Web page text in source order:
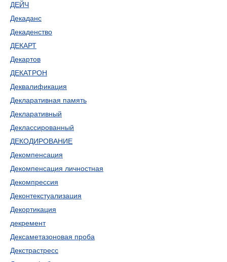
ДЕЙЧ
Декаданс
Декаденство
ДЕКАРТ
Декартов
ДЕКАТРОН
Деквалификация
Декларативная память
Декларативный
Деклассированный
ДЕКОДИРОВАНИЕ
Декомпенсация
Декомпенсация личностная
Декомпрессия
Деконтекстуализация
Декортикация
декремент
Дексаметазоновая проба
Декстрастресс